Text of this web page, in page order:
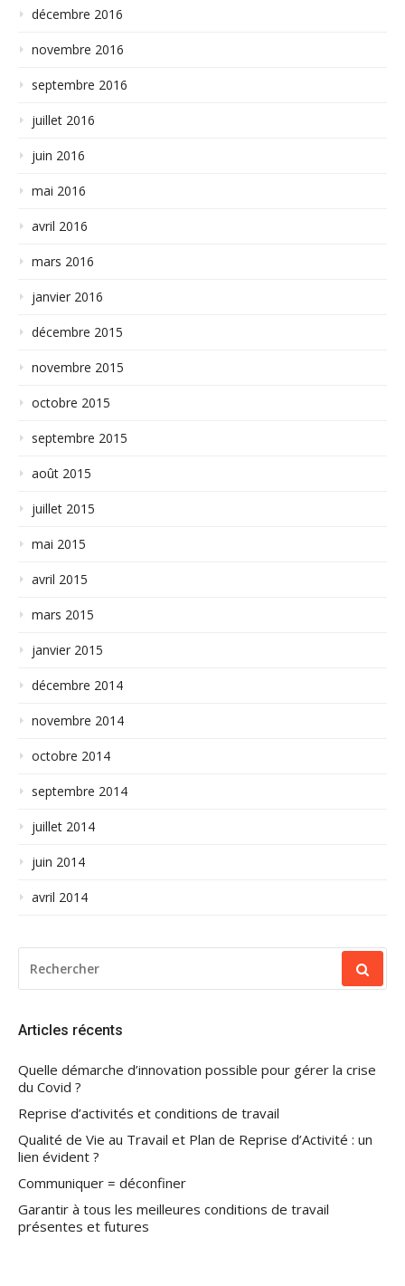
décembre 2016
novembre 2016
septembre 2016
juillet 2016
juin 2016
mai 2016
avril 2016
mars 2016
janvier 2016
décembre 2015
novembre 2015
octobre 2015
septembre 2015
août 2015
juillet 2015
mai 2015
avril 2015
mars 2015
janvier 2015
décembre 2014
novembre 2014
octobre 2014
septembre 2014
juillet 2014
juin 2014
avril 2014
POUR
:
Articles récents
Quelle démarche d’innovation possible pour gérer la crise
du Covid ?
Reprise d’activités et conditions de travail
Qualité de Vie au Travail et Plan de Reprise d’Activité : un
lien évident ?
Communiquer = déconfiner
Garantir à tous les meilleures conditions de travail
présentes et futures